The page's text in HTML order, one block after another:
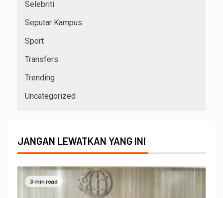
Selebriti
Seputar Kampus
Sport
Transfers
Trending
Uncategorized
JANGAN LEWATKAN YANG INI
3 min read